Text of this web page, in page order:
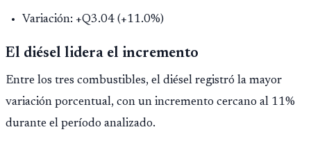
Variación: +Q3.04 (+11.0%)
El diésel lidera el incremento
Entre los tres combustibles, el diésel registró la mayor
variación porcentual, con un incremento cercano al 11%
durante el período analizado.